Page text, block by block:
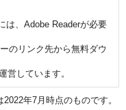
は、Adobe Readerが必要
のリンク先から無料ダウ
営しています。
年7月時点のものです。